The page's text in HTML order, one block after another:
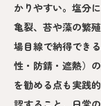
かりやすい。塩分
亀裂、苔や藻の繁
場目線で納得でき
性・防錆・遮熱）
を勧める点も実践